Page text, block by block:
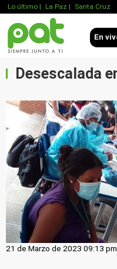
Lo último | La Paz | Santa Cruz
En
Desescalada
21 de Marzo de 2023 09:13 pm